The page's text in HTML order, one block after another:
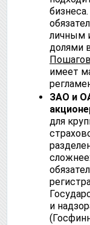
личным
долями
имеет
ЗАО и
для
и